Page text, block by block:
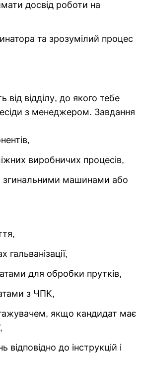
досвід роботи на
та зрозумілий процес
від відділу, до якого тебе
з менеджером. Завдання
виробничих процесів,
згинальними машинами або
гальванізації,
для обробки прутків,
з ЧПК,
якщо кандидат має
відповідно до інструкцій і